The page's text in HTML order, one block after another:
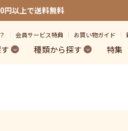
円以上で送料無料
会員サービス特典 お買い物ガイド
種類から探す 特集